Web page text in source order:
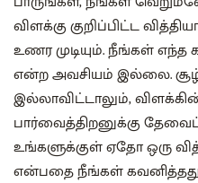
விளக்கு குறிப்பிட்ட
உணர முடியும். நீங்கள்
என்ற அவசியம் இல்லை.
இல்லாவிட்டாலும்,
பார்வைத்திறனுக்கு
உங்களுக்குள் ஏதோ ஒரு
என்பதை நீங்கள்